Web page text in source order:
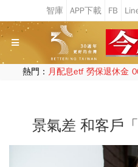
熱門： 月配息etf 勞保退休金
景氣差 和客戶